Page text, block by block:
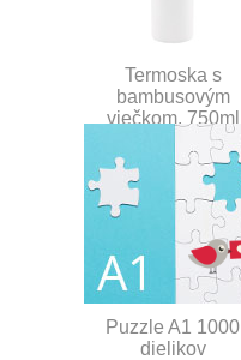
Termoska s
bambusovým
viečkom, 750ml
Puzzle A1 1000
dielikov